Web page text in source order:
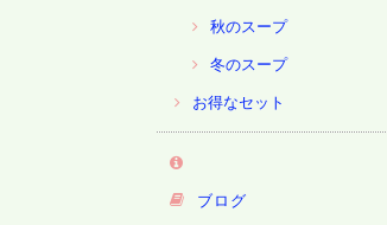
秋のスープ
冬のスープ
お得なセット
ブログ